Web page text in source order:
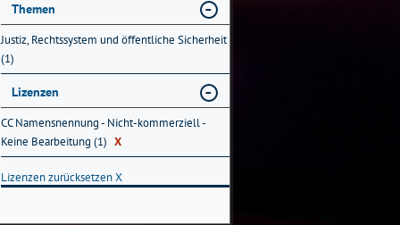
Themen
Justiz, Rechtssystem und öffentliche Sicherheit
(1)
Lizenzen
CC Namensnennung - Nicht-kommerziell -
Keine Bearbeitung (1) X
Lizenzen zurücksetzenX